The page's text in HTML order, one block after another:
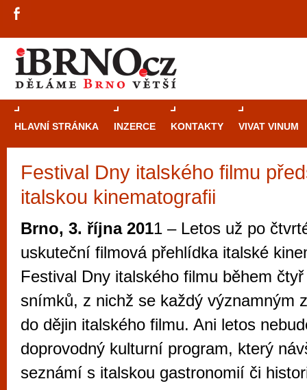
HLAVNÍ STRÁNKA INZERCE KONTAKTY VIVAT VINUM
Festival Dny italského filmu
italskou kinematografii
Brno, 3. října 2011 – Letos už po
uskuteční filmová přehlídka italské
Festival Dny italského filmu během
snímků, z nichž se každý významným
do dějin italského filmu. Ani letos
doprovodný kulturní program, který
seznámí s italskou gastronomií či
Průvodce
Brně: Od
Brno je
zajímavé
restaurace,
Mimo jiné je ale také místem, kde si
vyzkoušet různé kasinové hry. V
metropoli naleznete širokou nabídku her
po moderní automaty jak pro pravidelné
příležitostné hráče. V...